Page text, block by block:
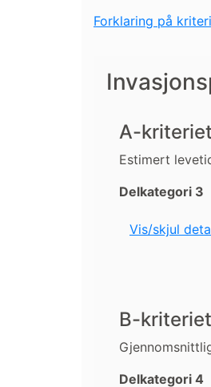
Forklaring på
A-
Estimert
Delkategori
Vis/skjul
B-
Delkategori